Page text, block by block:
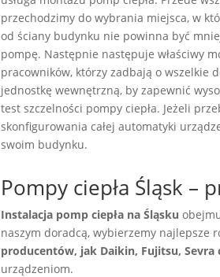
przechodzimy do wybrania miejsca, w
od ściany budynku nie powinna być
pompę. Następnie następuje właściwy
pracowników, którzy zadbają o wszelkie
jednostkę wewnętrzną, by zapewnić
test szczelności pompy ciepła. Jeżeli
skonfigurowania całej automatyki
swoim budynku.
Pompy ciepła Śląsk
Instalacja pomp ciepła na Śląsku
naszym doradcą, wybierzemy najlepsze
producentów, jak Daikin, Fujitsu, Sevra
urządzeniom.